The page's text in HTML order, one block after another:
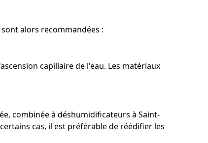
alors recommandées :
capillaire de l'eau. Les matériaux
combinée à déshumidificateurs à Saint-
cas, il est préférable de réédifier les